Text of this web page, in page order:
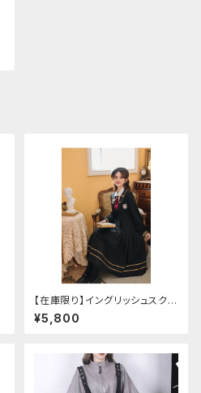
【在庫限り】イングリッシュスクー
ルセットアップ
¥5,800